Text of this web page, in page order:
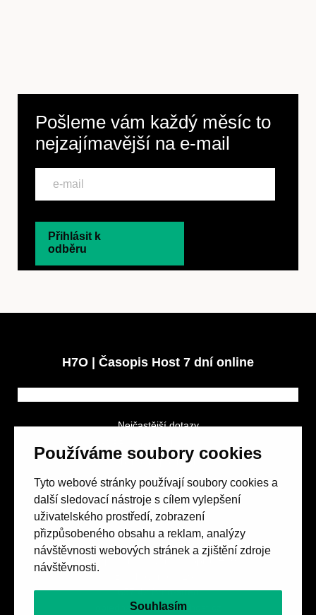
Používáme soubory cookies
Tyto webové stránky používají soubory cookies a
další sledovací nástroje s cílem vylepšení
uživatelského prostředí, zobrazení
přizpůsobeného obsahu a reklam, analýzy
návštěvnosti webových stránek a zjištění zdroje
návštěvnosti.
Souhlasím
Pošleme vám každý měsíc to
nejzajímavější na e-mail
Přihlásit k
odběru
H7O | Časopis Host 7 dní online
Nejčastější dotazy
Obchodní podmínky
Spolek přátel vydávání
657 42 Brno-střed
objednavky@casopishost.cz